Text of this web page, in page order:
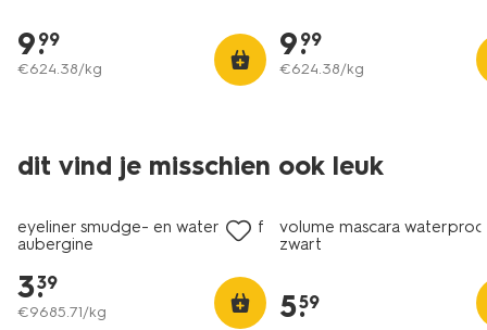
9.
99
€624.38/kg
9.
99
€624.38/kg
dit vind je misschien ook leuk
vegan
eyeliner smudge- en waterproof
aubergine
3.
39
€9685.71/kg
vegan
volume mascara
zwart
5.
59